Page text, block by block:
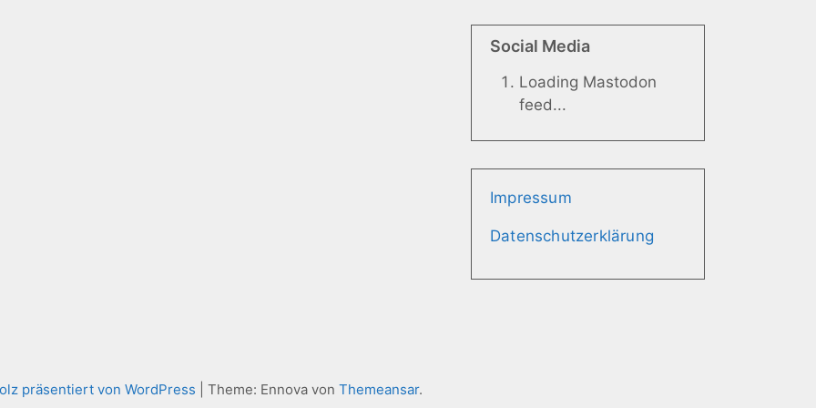
Social Media
Loading Mastodon
feed...
Impressum
Datenschutzerklärung
präsentiert von WordPress Theme: Ennova von Themeansar.